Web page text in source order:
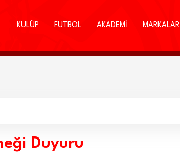
KULÜP FUTBOL AKADEMİ MARKALAR
Duyuru